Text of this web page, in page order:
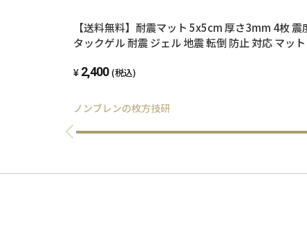
【送料無料】耐震マット 5x5cm 厚さ3mm 4枚 震
タックゲル 耐震 ジェル 地震 転倒 防止 対応 マッ
テレビ転倒防止 転倒防止 冷蔵庫 テレビ 食器棚 洗
2,400 (税込)
ノンブレンの枚方技研